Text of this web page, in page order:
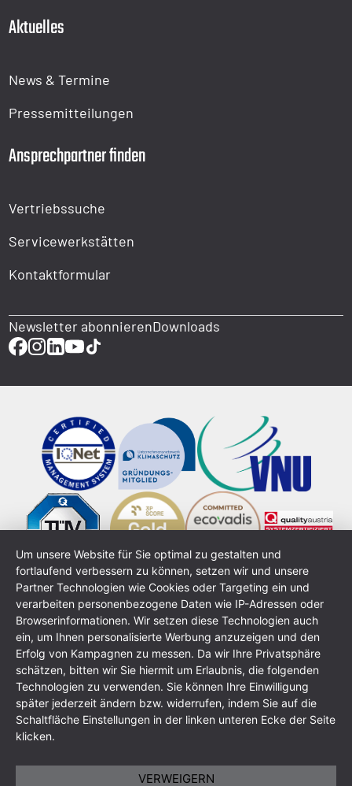
Aktuelles
News & Termine
Pressemitteilungen
Ansprechpartner finden
Vertriebssuche
Servicewerkstätten
Kontaktformular
Newsletter abonnierenDownloads
ImpressumDatenschutzerklärungAGBSitemap
Um unsere Website für Sie optimal zu gestalten und
fortlaufend verbessern zu können, setzen wir und unsere
Partner Technologien wie Cookies oder Targeting ein und
verarbeiten personenbezogene Daten wie IP-Adressen oder
Browserinformationen. Wir setzen diese Technologien auch
ein, um Ihnen personalisierte Werbung anzuzeigen und den
Erfolg von Kampagnen zu messen. Da wir Ihre Privatsphäre
schätzen, bitten wir Sie hiermit um Erlaubnis, die folgenden
Technologien zu verwenden. Sie können Ihre Einwilligung
später jederzeit ändern bzw. widerrufen, indem Sie auf die
Schaltfläche Einstellungen in der linken unteren Ecke der Seite
klicken.
VERWEIGERN